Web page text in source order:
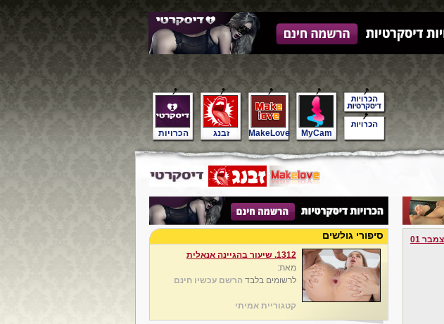
הכרויות זבנג MakeLove MyCam
01
סיפורי גולשים
1312. שיעור בהגיינה אנאלית
מאת:
לרשומים בלבד הרשם עכשיו חינם
קטגוריית אמיתי